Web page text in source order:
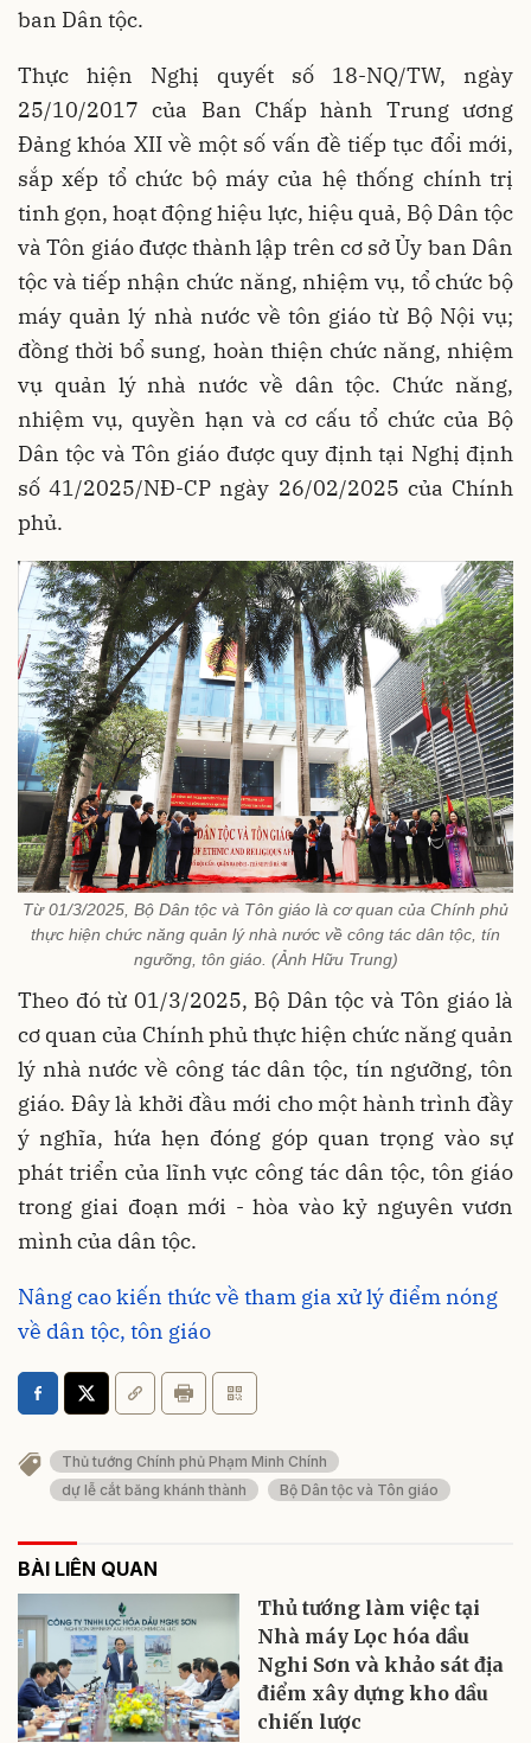
ban Dân tộc.
Thực hiện Nghị quyết số 18-NQ/TW, ngày
25/10/2017 của Ban Chấp hành Trung ương
Đảng khóa XII về một số vấn đề tiếp tục đổi mới,
sắp xếp tổ chức bộ máy của hệ thống chính trị
tinh gọn, hoạt động hiệu lực, hiệu quả, Bộ Dân tộc
và Tôn giáo được thành lập trên cơ sở Ủy ban Dân
tộc và tiếp nhận chức năng, nhiệm vụ, tổ chức bộ
máy quản lý nhà nước về tôn giáo từ Bộ Nội vụ;
đồng thời bổ sung, hoàn thiện chức năng, nhiệm
vụ quản lý nhà nước về dân tộc. Chức năng,
nhiệm vụ, quyền hạn và cơ cấu tổ chức của Bộ
Dân tộc và Tôn giáo được quy định tại Nghị định
số 41/2025/NĐ-CP ngày 26/02/2025 của Chính
phủ.
Từ 01/3/2025, Bộ Dân tộc và Tôn giáo là cơ quan của Chính phủ
thực hiện chức năng quản lý nhà nước về công tác dân tộc, tín
ngưỡng, tôn giáo. (Ảnh Hữu Trung)
Theo đó từ 01/3/2025, Bộ Dân tộc và Tôn giáo là
cơ quan của Chính phủ thực hiện chức năng quản
lý nhà nước về công tác dân tộc, tín ngưỡng, tôn
giáo. Đây là khởi đầu mới cho một hành trình đầy
ý nghĩa, hứa hẹn đóng góp quan trọng vào sự
phát triển của lĩnh vực công tác dân tộc, tôn giáo
trong giai đoạn mới - hòa vào kỷ nguyên vươn
mình của dân tộc.
Nâng cao kiến thức về tham gia xử lý điểm nóng
về dân tộc, tôn giáo
Thủ tướng Chính phủ Phạm Minh Chính
dự lễ cắt băng khánh thành
Bộ Dân tộc và Tôn giáo
BÀI LIÊN QUAN
Thủ tướng làm việc tại
Nhà máy Lọc hóa dầu
Nghi Sơn và khảo sát địa
điểm xây dựng kho dầu
chiến lược